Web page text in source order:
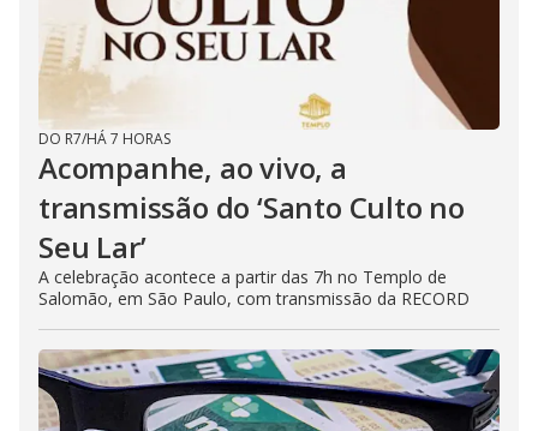
DO R7/HÁ 7 HORAS
Acompanhe, ao vivo, a
transmissão do ‘Santo Culto no
Seu Lar’
A celebração acontece a partir das 7h no Templo de
Salomão, em São Paulo, com transmissão da RECORD